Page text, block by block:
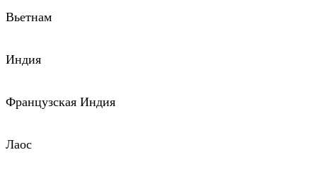
Вьетнам
Индия
Французская Индия
Лаос